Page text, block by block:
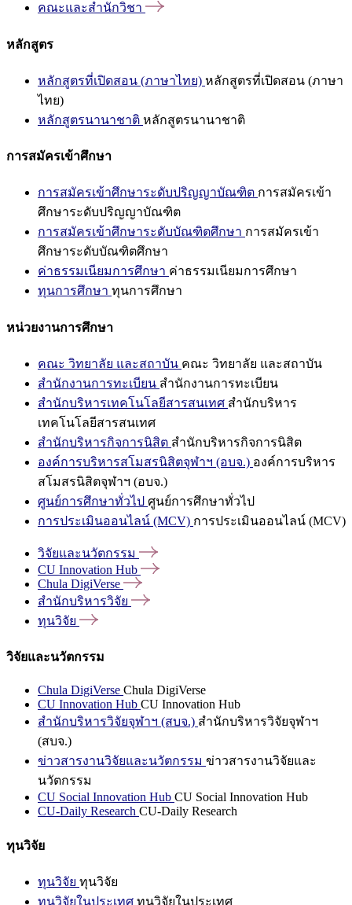
คณะและสำนักวิชา
หลักสูตร
หลักสูตรที่เปิดสอน (ภาษาไทย) หลักสูตรที่เปิดสอน (ภาษา
ไทย)
หลักสูตรนานาชาติ หลักสูตรนานาชาติ
การสมัครเข้าศึกษา
การสมัครเข้าศึกษาระดับปริญญาบัณฑิต การสมัครเข้า
ศึกษาระดับปริญญาบัณฑิต
การสมัครเข้าศึกษาระดับบัณฑิตศึกษา การสมัครเข้า
ศึกษาระดับบัณฑิตศึกษา
ค่าธรรมเนียมการศึกษา ค่าธรรมเนียมการศึกษา
ทุนการศึกษา ทุนการศึกษา
หน่วยงานการศึกษา
คณะ วิทยาลัย และสถาบัน คณะ วิทยาลัย และสถาบัน
สำนักงานการทะเบียน สำนักงานการทะเบียน
สำนักบริหารเทคโนโลยีสารสนเทศ สำนักบริหาร
เทคโนโลยีสารสนเทศ
สำนักบริหารกิจการนิสิต สำนักบริหารกิจการนิสิต
องค์การบริหารสโมสรนิสิตจุฬาฯ (อบจ.) องค์การบริหาร
สโมสรนิสิตจุฬาฯ (อบจ.)
ศูนย์การศึกษาทั่วไป ศูนย์การศึกษาทั่วไป
การประเมินออนไลน์ (MCV) การประเมินออนไลน์ (MCV)
วิจัยและนวัตกรรม
CU Innovation Hub
Chula DigiVerse
สำนักบริหารวิจัย
ทุนวิจัย
วิจัยและนวัตกรรม
Chula DigiVerse Chula DigiVerse
CU Innovation Hub CU Innovation Hub
สำนักบริหารวิจัยจุฬาฯ (สบจ.) สำนักบริหารวิจัยจุฬาฯ
(สบจ.)
ข่าวสารงานวิจัยและนวัตกรรม ข่าวสารงานวิจัยและ
นวัตกรรม
CU Social Innovation Hub CU Social Innovation Hub
CU-Daily Research CU-Daily Research
ทุนวิจัย
ทุนวิจัย ทุนวิจัย
ทุนวิจัยในประเทศ ทุนวิจัยในประเทศ